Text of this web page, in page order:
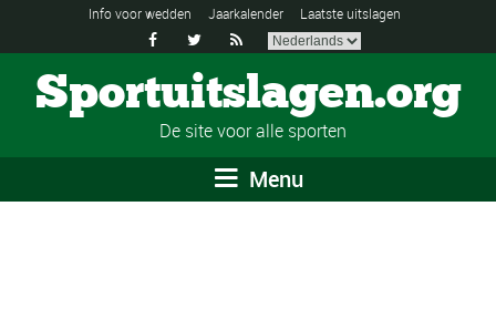
Info voor wedden Jaarkalender Laatste uitslagen
  
Sportuitslagen.org
De site voor alle sporten
Menu